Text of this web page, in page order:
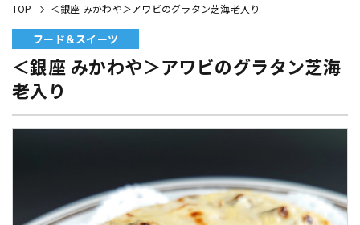
TOP ＜銀座 みかわや＞アワビのグラタン芝海老入り
フード＆スイーツ
＜銀座 みかわや＞アワビのグラタン芝海
老入り